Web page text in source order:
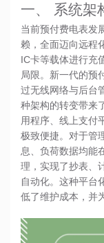
一、 系统架
当前预付费电表发
赖，全面迈向远程
IC卡等载体进行充
局限。新一代的预
过无线网络与后台
种架构的转变带来
用程序、线上支付
极致便捷。对于管
息、负荷数据均能
理，实现了抄表、
自动化。这种平台
低了维护成本，并